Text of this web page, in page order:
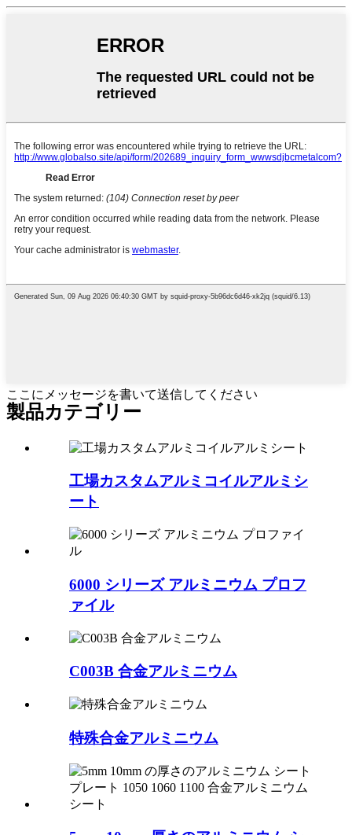
ここにメッセージを書いて送信してください
製品カテゴリー
工場カスタムアルミコイルアルミシ
ート
6000 シリーズ アルミニウム プロフ
ァイル
C003B 合金アルミニウム
特殊合金アルミニウム